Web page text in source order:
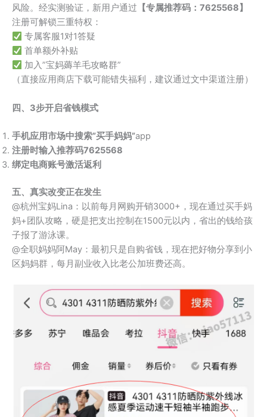
风险。经实测验证，新用户通过 【专属推荐码：7625568】
注册可解锁三重特权：
专属客服1对1答疑
首单额外补贴
加入”宝妈薅羊毛攻略群”
（直接应用商店下载可能错失福利，建议通过文中渠道注册）
四、3步开启省钱模式
手机应用市场中搜索”买手妈妈”app
注册时输入推荐码7625568
绑定电商账号激活返利
五、真实改变正在发生
@杭州宝妈Lina：以前每月网购开销3000+，现在通过买手妈
妈+团队攻略，硬是把支出控制在1500元以内，省出的钱给孩
子报了游泳课。
@全职妈妈阿May：最初只是自购省钱，现在把好物分享到小
区妈妈群，每月副业收入比老公加班费还高。